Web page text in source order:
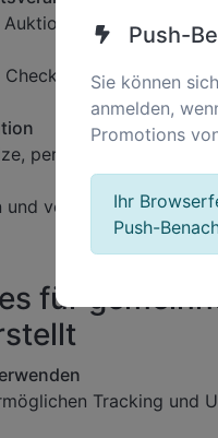
Check-in-Stationen für
personalisierte
verbessern Sie das
für
Tracking und
Push-
Sie können
anmelden,
Promotions
Ihr
Push-